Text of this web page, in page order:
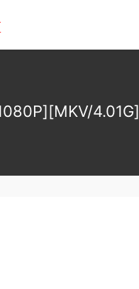
4.01G]